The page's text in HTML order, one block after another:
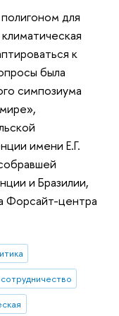
для
к
была
симпозиума
имени Е.Г.
и Бразилии,
Форсайт-центра